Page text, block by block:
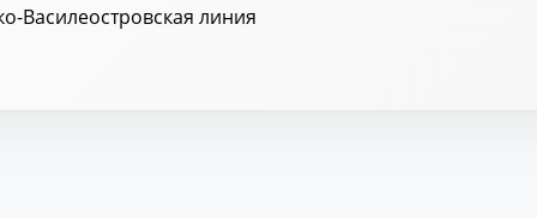
Василеостровская линия